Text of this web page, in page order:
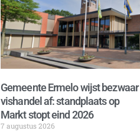
Gemeente Ermelo wijst bezwaar
vishandel af: standplaats op
Markt stopt eind 2026
7 augustus 2026